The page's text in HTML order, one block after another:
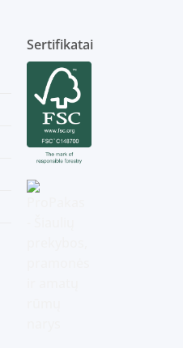
Sertifikatai